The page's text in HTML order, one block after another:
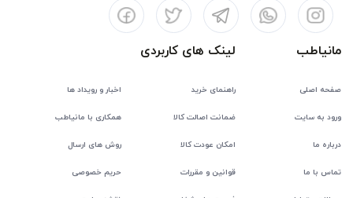
مانیاطب
صفحه اصلی
ورود به سایت
درباره ما
تماس با ما
لینک های کاربردی
راهنمای خرید اخبار و رویداد ها
ضمانت اصالت کالا همکاری با مانیاطب
امکان عودت کالا روش های ارسال
قوانین و مقررات حریم خصوصی